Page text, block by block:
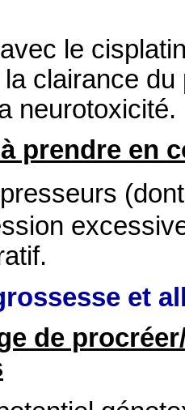
le
clairance
neurotoxicité.
prendre en
et
de